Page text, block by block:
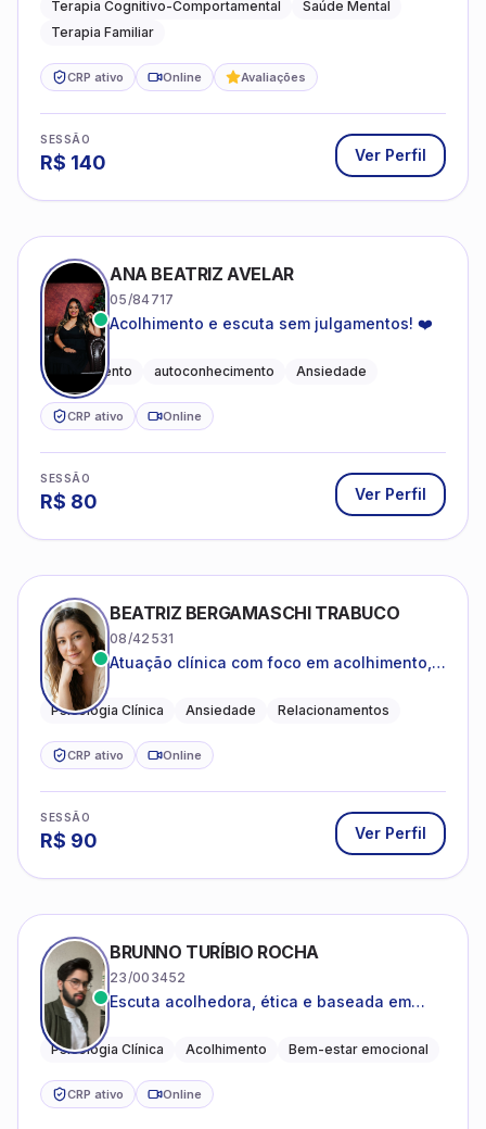
Terapia Cognitivo-Comportamental
Saúde Mental
Terapia Familiar
CRP ativo Online Avaliações
SESSÃO
R$ 140 Ver Perfil
ANA BEATRIZ AVELAR
05/84717
Acolhimento e escuta sem julgamentos! ❤️
Acolhimento autoconhecimento Ansiedade
CRP ativo Online
SESSÃO
R$ 80 Ver Perfil
BEATRIZ BERGAMASCHI TRABUCO
08/42531
Atuação clínica com foco em acolhimento,
Psicologia Clínica Ansiedade Relacionamentos
CRP ativo Online
SESSÃO
R$ 90 Ver Perfil
BRUNNO TURÍBIO ROCHA
23/003452
Escuta acolhedora, ética e baseada em
Psicologia Clínica Acolhimento Bem-estar emocional
CRP ativo Online